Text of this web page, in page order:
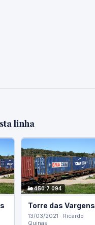
linha
🚂 450 7 094
Torre das Vargens
13/03/2021 · Ricardo
Quinas